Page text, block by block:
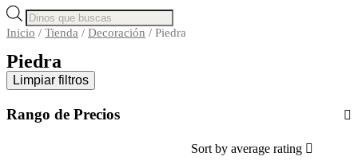
Búsqueda
de
productos
Inicio / Tienda / Decoración / Piedra
Piedra
Limpiar filtros
Rango de Precios
Sort by average rating